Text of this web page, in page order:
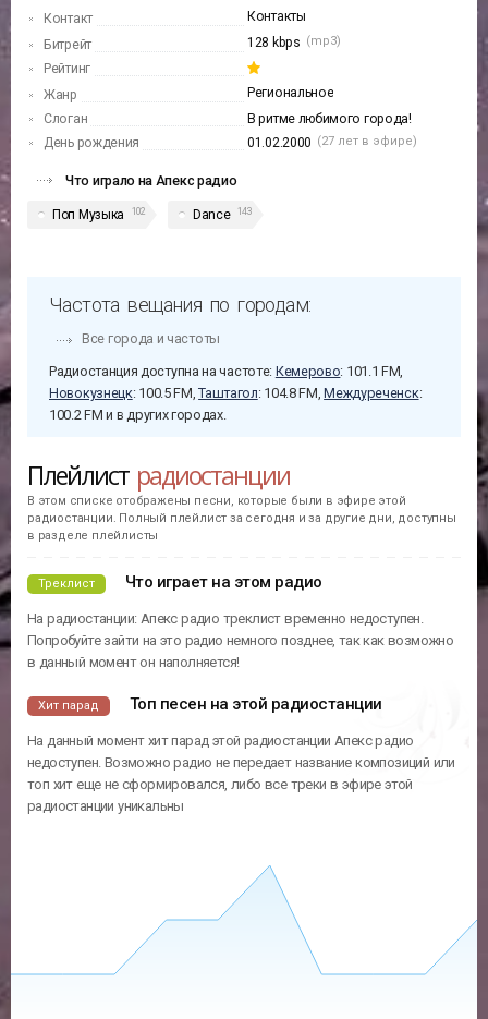
Контакт
Контакты
Битрейт
128 kbps (mp3)
Рейтинг
Жанр
Региональное
Слоган
В ритме любимого города!
День рождения
01.02.2000 (27 лет в эфире)
Что играло на Апекс радио
Поп Музыка 102 Dance 143
Частота вещания по городам:
Все города и частоты
Радиостанция доступна на частоте: Кемерово: 101.1 FM,
Новокузнецк: 100.5 FM,Таштагол: 104.8 FM,Междуреченск:
100.2 FM и в других городах.
Плейлист радиостанции
В этом списке отображены песни, которые были в эфире этой
радиостанции. Полный плейлист за сегодня и за другие дни, доступны
в разделе плейлисты
Треклист Что играет на этом радио
На радиостанции: Апекс радио треклист временно недоступен.
Попробуйте зайти на это радио немного позднее, так как возможно
в данный момент он наполняется!
Хит парад Топ песен на этой радиостанции
На данный момент хит парад этой радиостанции Апекс радио
недоступен. Возможно радио не передает название композиций или
топ хит еще не сформировался, либо все треки в эфире этой
радиостанции уникальны